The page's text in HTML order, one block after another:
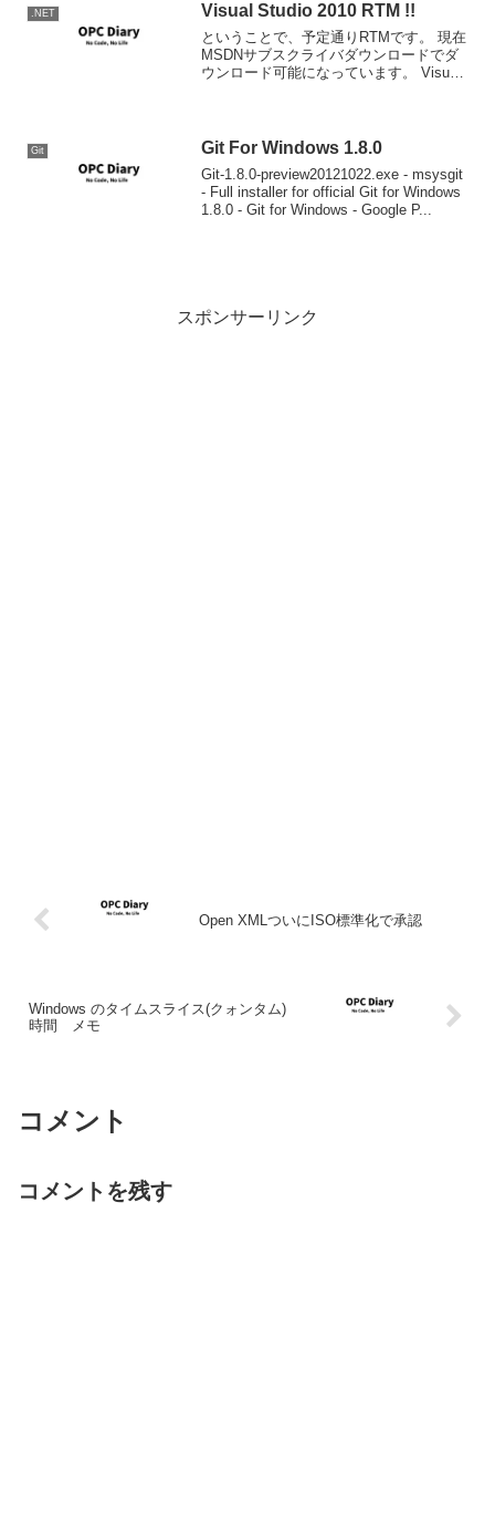
.NET Visual Studio 2010 RTM !!
ということで、予定通りRTMです。 現在
MSDNサブスクライバダウンロードでダ
ウンロード可能になっています。 Visual
Git Git For Windows 1.8.0
Git-1.8.0-preview20121022.exe - msysgit
- Full installer for official Git for Windows
1.8.0 - Git for Windows - Google P...
スポンサーリンク
Open XMLついにISO標準化で承認
Windows のタイムスライス(クォンタム)
時間 メモ
コメント
コメントを残す